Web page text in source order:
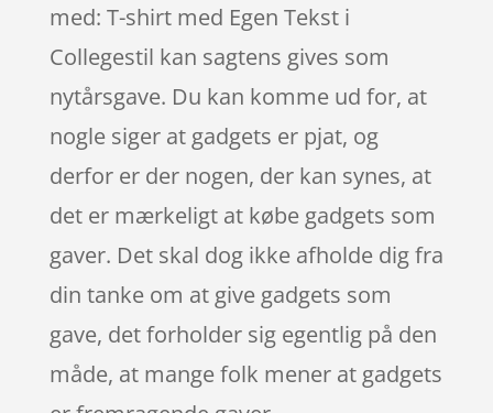
med: T-shirt med Egen Tekst i
Collegestil kan sagtens gives som
nytårsgave. Du kan komme ud for, at
nogle siger at gadgets er pjat, og
derfor er der nogen, der kan synes, at
det er mærkeligt at købe gadgets som
gaver. Det skal dog ikke afholde dig fra
din tanke om at give gadgets som
gave, det forholder sig egentlig på den
måde, at mange folk mener at gadgets